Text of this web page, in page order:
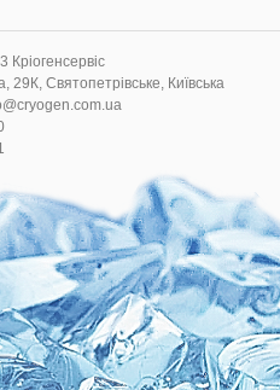
29К, Святопетрівське, Київська